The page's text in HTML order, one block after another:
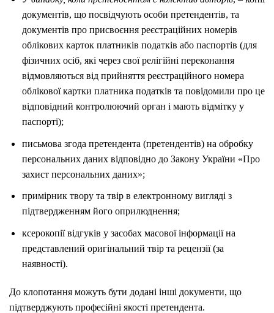
документів, що посвідчують особи претендентів, та
документів про присвоєння реєстраційних номерів
облікових карток платників податків або паспортів (для
фізичних осіб, які через свої релігійні переконання
відмовляються від прийняття реєстраційного номера
облікової картки платника податків та повідомили про це
відповідний контролюючий орган і мають відмітку у
паспорті);
письмова згода претендента (претендентів) на обробку
персональних даних відповідно до Закону України «Про
захист персональних даних»;
примірник твору та твір в електронному вигляді з
підтвердженням його оприлюднення;
ксерокопії відгуків у засобах масової інформації на
представлений оригінальний твір та рецензії (за
наявності).
До клопотання можуть бути додані інші документи, що
підтверджують професійні якості претендента.